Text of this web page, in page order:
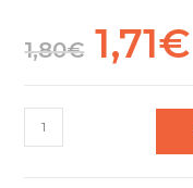
1,80€ 1,71€